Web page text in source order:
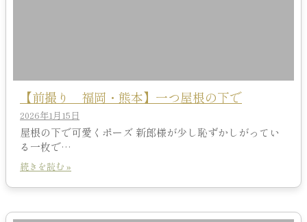
【前撮り 福岡・熊本】一つ屋根の下で
2026年1月15日
屋根の下で可愛くポーズ 新郎様が少し恥ずかしがってい
る一枚で…
続きを読む »